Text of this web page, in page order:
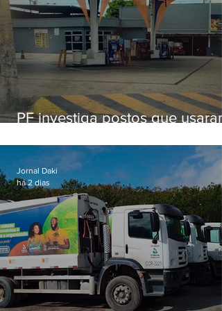
PF investiga postos que usaram
secretário morto em 2020
Jornal Daki
há 2 dias